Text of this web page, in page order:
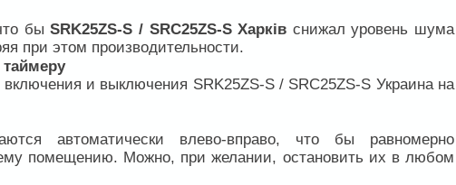
быSRK25ZS-S / SRC25ZS-S Харків снижал уровень шума
при этом производительности.
и выключения SRK25ZS-S / SRC25ZS-S Украина на
автоматически влево-вправо, что бы равномерно
помещению. Можно, при желании, остановить их в любом